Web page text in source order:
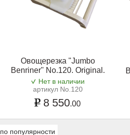
Овощерезка "Jumbo
Benriner" No.120. Original.
Нет в наличии
артикул No.120
8 550.00
по популярности